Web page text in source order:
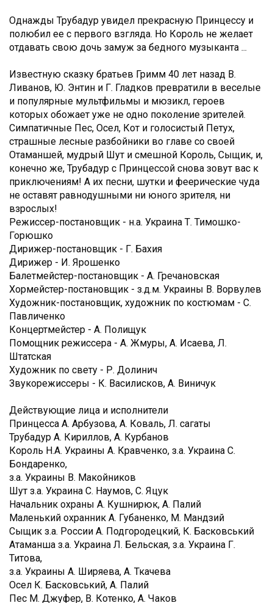
Однажды Трубадур увидел прекрасную Принцессу и
полюбил ее с первого взгляда. Но Король не желает
отдавать свою дочь замуж за бедного музыканта ...
Известную сказку братьев Гримм 40 лет назад В.
Ливанов, Ю. Энтин и Г. Гладков превратили в веселые
и популярные мультфильмы и мюзикл, героев
которых обожает уже не одно поколение зрителей.
Симпатичные Пес, Осел, Кот и голосистый Петух,
страшные лесные разбойники во главе со своей
Отаманшей, мудрый Шут и смешной Король, Сыщик, и,
конечно же, Трубадур с Принцессой снова зовут вас к
приключениям! А их песни, шутки и феерические чуда
не оставят равнодушными ни юного зрителя, ни
взрослых!
Режиссер-постановщик - н.а. Украина Т. Тимошко-
Горюшко
Дирижер-постановщик - Г. Бахия
Дирижер - И. Ярошенко
Балетмейстер-постановщик - А. Гречановская
Хормейстер-постановщик - з.д.м. Украины В. Ворвулев
Художник-постановщик, художник по костюмам - С.
Павличенко
Концертмейстер - А. Полищук
Помощник режиссера - А. Жмуры, А. Исаева, Л.
Штатская
Художник по свету - Р. Долинич
Звукорежиссеры - К. Василисков, А. Виничук
Действующие лица и исполнители
Принцесса А. Арбузова, А. Коваль, Л. сагаты
Трубадур А. Кириллов, А. Курбанов
Король Н.А. Украины А. Кравченко, з.а. Украина С.
Бондаренко,
з.а. Украины В. Макойников
Шут з.а. Украина С. Наумов, С. Яцук
Начальник охраны А. Кушнирюк, А. Палий
Маленький охранник А. Губаненко, М. Мандзий
Сыщик з.а. России А. Подгородецкий, К. Басковський
Атаманша з.а. Украина Л. Бельская, з.а. Украина Г.
Титова,
з.а. Украины А. Ширяева, А. Ткачева
Осел К. Басковський, А. Палий
Пес М. Джуфер, В. Котенко, А. Чаков